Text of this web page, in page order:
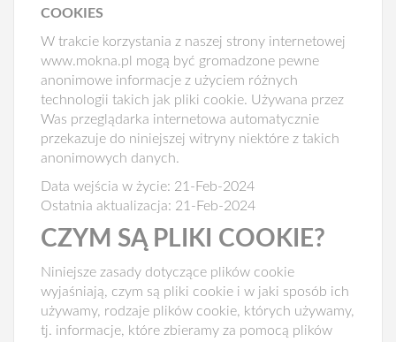
COOKIES
W trakcie korzystania z naszej strony internetowej
www.mokna.pl mogą być gromadzone pewne
anonimowe informacje z użyciem różnych
technologii takich jak pliki cookie. Używana przez
Was przeglądarka internetowa automatycznie
przekazuje do niniejszej witryny niektóre z takich
anonimowych danych.
Data wejścia w życie: 21-Feb-2024
Ostatnia aktualizacja: 21-Feb-2024
CZYM SĄ PLIKI COOKIE?
Niniejsze zasady dotyczące plików cookie
wyjaśniają, czym są pliki cookie i w jaki sposób ich
używamy, rodzaje plików cookie, których używamy,
tj. informacje, które zbieramy za pomocą plików